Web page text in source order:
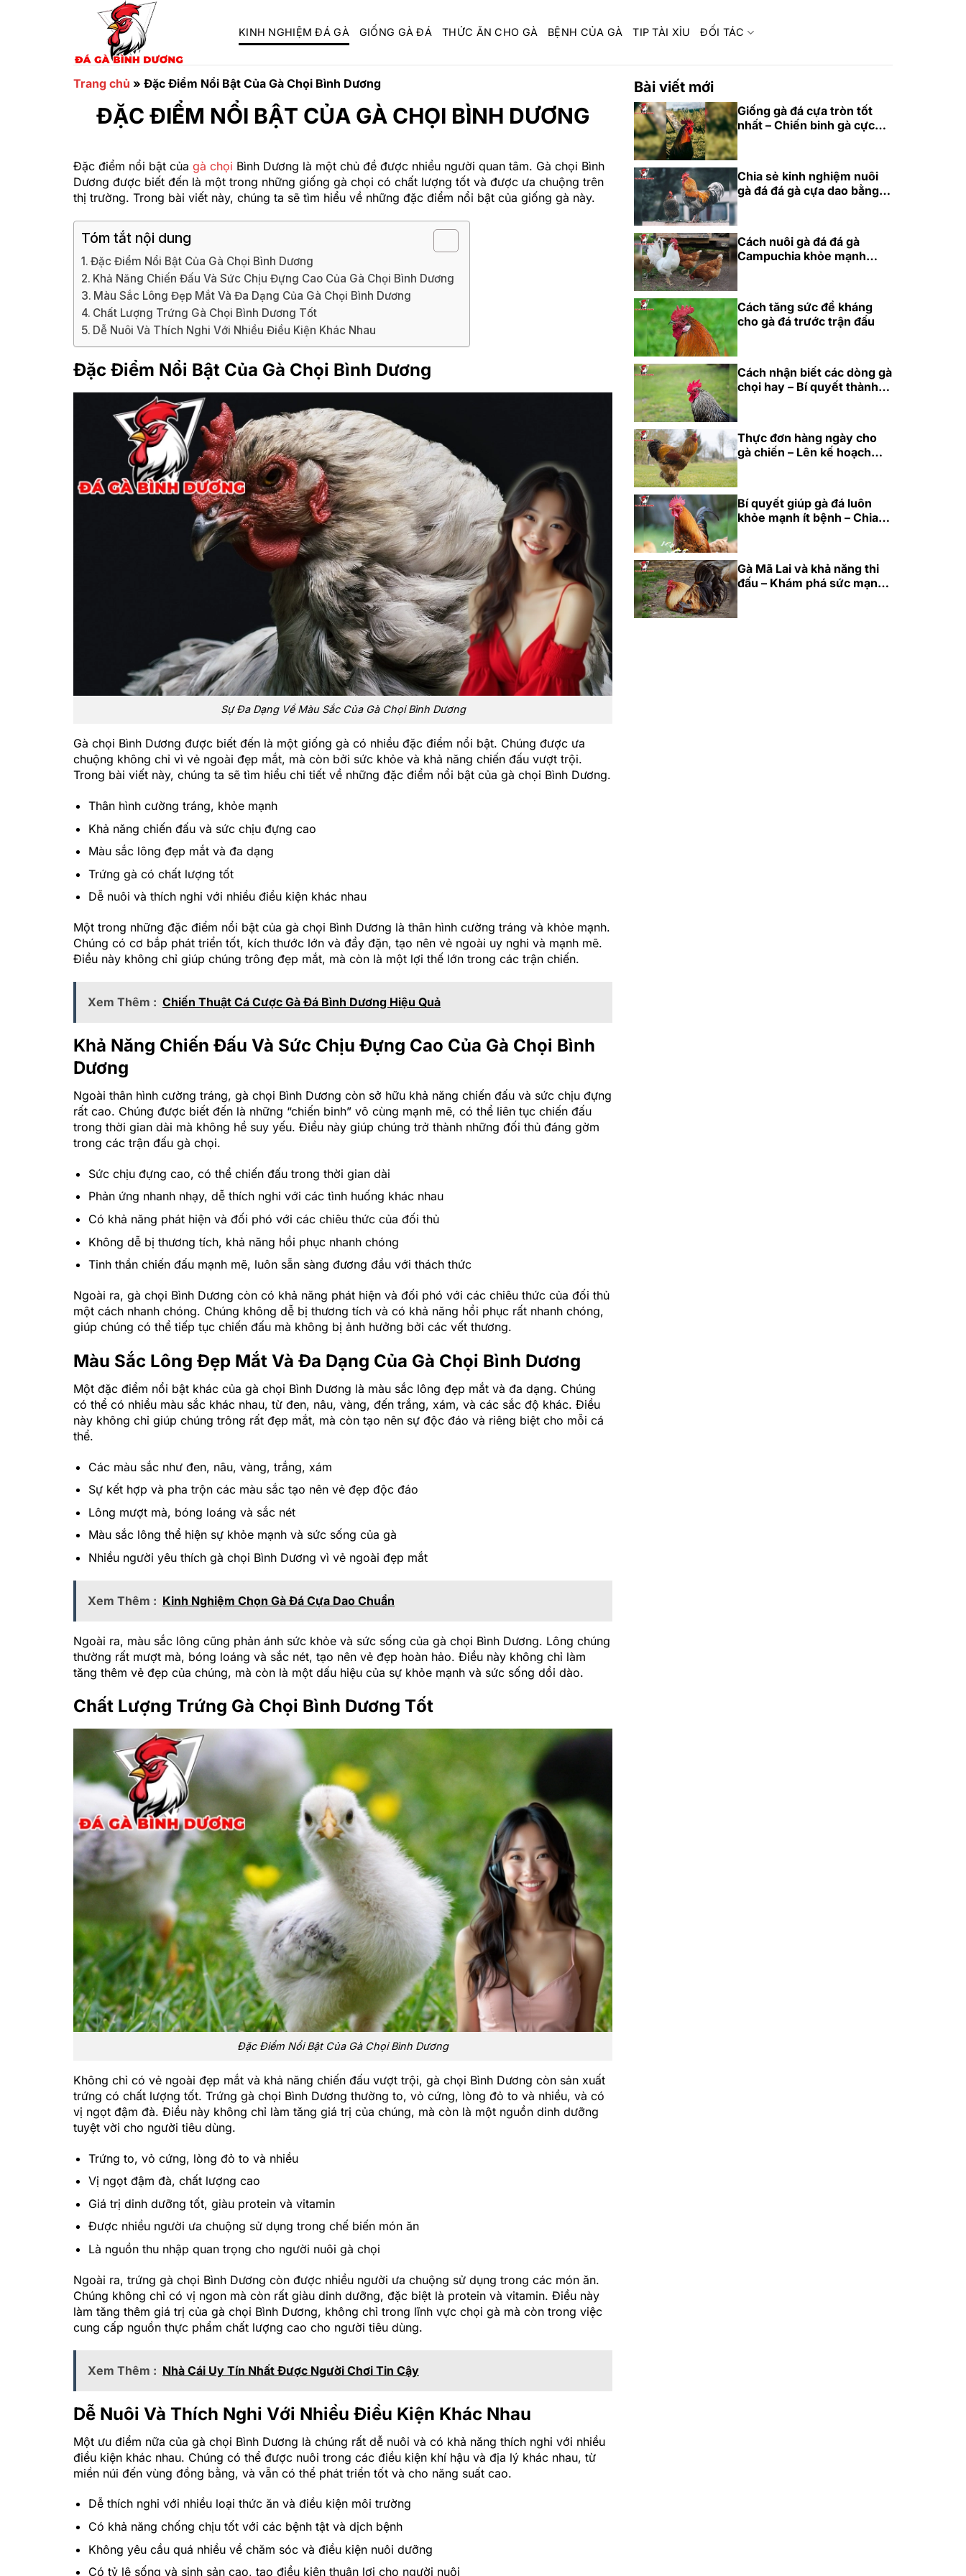
KINH NGHIỆM ĐÁ GÀ GIỐNG GÀ ĐÁ THỨC ĂN CHO GÀ BỆNH CỦA GÀ TIP TÀI XỈU ĐỐI TÁC
Trang chủ » Đặc Điểm Nổi Bật Của Gà Chọi Bình Dương
ĐẶC ĐIỂM NỔI BẬT CỦA GÀ CHỌI BÌNH DƯƠNG
Đặc điểm nổi bật của gà chọi Bình Dương là một chủ đề được nhiều người quan tâm. Gà chọi Bình
Dương được biết đến là một trong những giống gà chọi có chất lượng tốt và được ưa chuộng trên
thị trường. Trong bài viết này, chúng ta sẽ tìm hiểu về những đặc điểm nổi bật của giống gà này.
Tóm tắt nội dung
Đặc Điểm Nổi Bật Của Gà Chọi Bình Dương
Khả Năng Chiến Đấu Và Sức Chịu Đựng Cao Của Gà Chọi Bình Dương
Màu Sắc Lông Đẹp Mắt Và Đa Dạng Của Gà Chọi Bình Dương
Chất Lượng Trứng Gà Chọi Bình Dương Tốt
Dễ Nuôi Và Thích Nghi Với Nhiều Điều Kiện Khác Nhau
Đặc Điểm Nổi Bật Của Gà Chọi Bình Dương
Sự Đa Dạng Về Màu Sắc Của Gà Chọi Bình Dương
Gà chọi Bình Dương được biết đến là một giống gà có nhiều đặc điểm nổi bật. Chúng được ưa
chuộng không chỉ vì vẻ ngoài đẹp mắt, mà còn bởi sức khỏe và khả năng chiến đấu vượt trội.
Trong bài viết này, chúng ta sẽ tìm hiểu chi tiết về những đặc điểm nổi bật của gà chọi Bình Dương.
Thân hình cường tráng, khỏe mạnh
Khả năng chiến đấu và sức chịu đựng cao
Màu sắc lông đẹp mắt và đa dạng
Trứng gà có chất lượng tốt
Dễ nuôi và thích nghi với nhiều điều kiện khác nhau
Một trong những đặc điểm nổi bật của gà chọi Bình Dương là thân hình cường tráng và khỏe mạnh.
Chúng có cơ bắp phát triển tốt, kích thước lớn và đầy đặn, tạo nên vẻ ngoài uy nghi và mạnh mẽ.
Điều này không chỉ giúp chúng trông đẹp mắt, mà còn là một lợi thế lớn trong các trận chiến.
Xem Thêm : Chiến Thuật Cá Cược Gà Đá Bình Dương Hiệu Quả
Khả Năng Chiến Đấu Và Sức Chịu Đựng Cao Của Gà Chọi Bình
Dương
Ngoài thân hình cường tráng, gà chọi Bình Dương còn sở hữu khả năng chiến đấu và sức chịu đựng
rất cao. Chúng được biết đến là những “chiến binh” vô cùng mạnh mẽ, có thể liên tục chiến đấu
trong thời gian dài mà không hề suy yếu. Điều này giúp chúng trở thành những đối thủ đáng gờm
trong các trận đấu gà chọi.
Sức chịu đựng cao, có thể chiến đấu trong thời gian dài
Phản ứng nhanh nhạy, dễ thích nghi với các tình huống khác nhau
Có khả năng phát hiện và đối phó với các chiêu thức của đối thủ
Không dễ bị thương tích, khả năng hồi phục nhanh chóng
Tinh thần chiến đấu mạnh mẽ, luôn sẵn sàng đương đầu với thách thức
Ngoài ra, gà chọi Bình Dương còn có khả năng phát hiện và đối phó với các chiêu thức của đối thủ
một cách nhanh chóng. Chúng không dễ bị thương tích và có khả năng hồi phục rất nhanh chóng,
giúp chúng có thể tiếp tục chiến đấu mà không bị ảnh hưởng bởi các vết thương.
Màu Sắc Lông Đẹp Mắt Và Đa Dạng Của Gà Chọi Bình Dương
Một đặc điểm nổi bật khác của gà chọi Bình Dương là màu sắc lông đẹp mắt và đa dạng. Chúng
có thể có nhiều màu sắc khác nhau, từ đen, nâu, vàng, đến trắng, xám, và các sắc độ khác. Điều
này không chỉ giúp chúng trông rất đẹp mắt, mà còn tạo nên sự độc đáo và riêng biệt cho mỗi cá
thể.
Các màu sắc như đen, nâu, vàng, trắng, xám
Sự kết hợp và pha trộn các màu sắc tạo nên vẻ đẹp độc đáo
Lông mượt mà, bóng loáng và sắc nét
Màu sắc lông thể hiện sự khỏe mạnh và sức sống của gà
Nhiều người yêu thích gà chọi Bình Dương vì vẻ ngoài đẹp mắt
Xem Thêm : Kinh Nghiệm Chọn Gà Đá Cựa Dao Chuẩn
Ngoài ra, màu sắc lông cũng phản ánh sức khỏe và sức sống của gà chọi Bình Dương. Lông chúng
thường rất mượt mà, bóng loáng và sắc nét, tạo nên vẻ đẹp hoàn hảo. Điều này không chỉ làm
tăng thêm vẻ đẹp của chúng, mà còn là một dấu hiệu của sự khỏe mạnh và sức sống dồi dào.
Chất Lượng Trứng Gà Chọi Bình Dương Tốt
Đặc Điểm Nổi Bật Của Gà Chọi Bình Dương
Không chỉ có vẻ ngoài đẹp mắt và khả năng chiến đấu vượt trội, gà chọi Bình Dương còn sản xuất
trứng có chất lượng tốt. Trứng gà chọi Bình Dương thường to, vỏ cứng, lòng đỏ to và nhiều, và có
vị ngọt đậm đà. Điều này không chỉ làm tăng giá trị của chúng, mà còn là một nguồn dinh dưỡng
tuyệt vời cho người tiêu dùng.
Trứng to, vỏ cứng, lòng đỏ to và nhiều
Vị ngọt đậm đà, chất lượng cao
Giá trị dinh dưỡng tốt, giàu protein và vitamin
Được nhiều người ưa chuộng sử dụng trong chế biến món ăn
Là nguồn thu nhập quan trọng cho người nuôi gà chọi
Ngoài ra, trứng gà chọi Bình Dương còn được nhiều người ưa chuộng sử dụng trong các món ăn.
Chúng không chỉ có vị ngon mà còn rất giàu dinh dưỡng, đặc biệt là protein và vitamin. Điều này
làm tăng thêm giá trị của gà chọi Bình Dương, không chỉ trong lĩnh vực chọi gà mà còn trong việc
cung cấp nguồn thực phẩm chất lượng cao cho người tiêu dùng.
Xem Thêm : Nhà Cái Uy Tín Nhất Được Người Chơi Tin Cậy
Dễ Nuôi Và Thích Nghi Với Nhiều Điều Kiện Khác Nhau
Một ưu điểm nữa của gà chọi Bình Dương là chúng rất dễ nuôi và có khả năng thích nghi với nhiều
điều kiện khác nhau. Chúng có thể được nuôi trong các điều kiện khí hậu và địa lý khác nhau, từ
miền núi đến vùng đồng bằng, và vẫn có thể phát triển tốt và cho năng suất cao.
Dễ thích nghi với nhiều loại thức ăn và điều kiện môi trường
Có khả năng chống chịu tốt với các bệnh tật và dịch bệnh
Không yêu cầu quá nhiều về chăm sóc và điều kiện nuôi dưỡng
Có tỷ lệ sống và sinh sản cao, tạo điều kiện thuận lợi cho người nuôi
Bài viết mới
Giống gà đá cựa tròn tốt
nhất – Chiến binh gà cực
Chia sẻ kinh nghiệm nuôi
gà đá đá gà cựa dao bằng
Cách nuôi gà đá đá gà
Campuchia khỏe mạnh
Cách tăng sức đề kháng
cho gà đá trước trận đấu
Cách nhận biết các dòng gà
chọi hay – Bí quyết thành
Thực đơn hàng ngày cho
gà chiến – Lên kế hoạch
Bí quyết giúp gà đá luôn
khỏe mạnh ít bệnh – Chia
Gà Mã Lai và khả năng thi
đấu – Khám phá sức mạnh